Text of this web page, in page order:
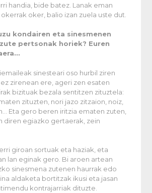
handia, bide batez. Lanak eman
oker, balio izan zuela uste dut.
kondairen eta sinesmenen
pertsonak horiek? Euren
sinesteari oso hurbil ziren
zirenean ere, ageri zen esaten
bizituak bezala sentitzen zituztela:
zituzten, nori jazo zitzaion, noiz,
Eta gero beren iritzia ematen zuten,
diren egiazko gertaerak, zein
giroan sortuak eta haziak, eta
lan eginak gero. Bi aroen artean
sinesmena zutenen haurrak edo
aldaketa bortitzak ikusi eta jasan
kontrajarriak dituzte.